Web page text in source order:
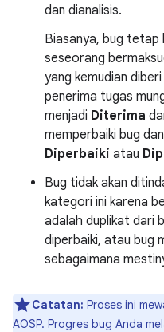
dan dianalisis.
Biasanya, bug
seseorang
yang kemudian
penerima tugas
menjadi Diterima
memperbaiki bug
Diperbaiki atau
Bug tidak akan
kategori ini karena
adalah duplikat dari
diperbaiki, atau bug
sebagaimana
Catatan: Proses ini
AOSP. Progres bug Anda